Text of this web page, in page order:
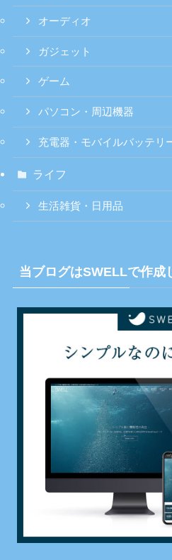
オーディオ
ガジェット
ゲーム
パソコン・周辺機器
充電器・モバイルバッテリ
ライフ
生活雑貨・日用品
当ブログはSWELLで作成